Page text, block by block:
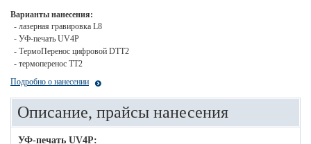
Варианты нанесения:
- лазерная гравировка L8
- УФ-печать UV4P
- ТермоПеренос цифровой DTT2
- термоперенос ТТ2
Подробно о нанесении
Описание, прайсы нанесения
УФ-печать UV4P: